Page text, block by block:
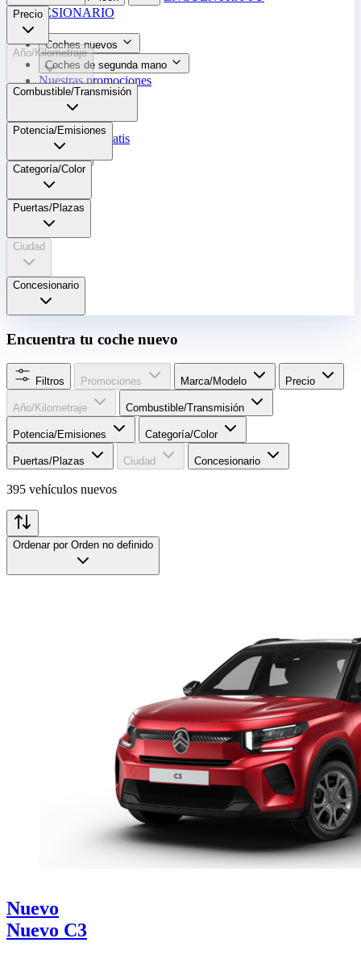
CONCESIONARIO
Coches nuevos
Coches de segunda mano
Nuestras promociones
Nuestras marcas
Cita Taller
Tasar coche gratis
Otros
Precio
Año/Kilometraje
Combustible/Transmisión
Potencia/Emisiones
Categoría/Color
Puertas/Plazas
Ciudad
Concesionario
Encuentra tu coche nuevo
Filtros Promociones Marca/Modelo Precio
Año/Kilometraje Combustible/Transmisión
Potencia/Emisiones Categoría/Color
Puertas/Plazas Ciudad Concesionario
395 vehículos nuevos
Ordenar por Orden no definido
Nuevo
Nuevo C3